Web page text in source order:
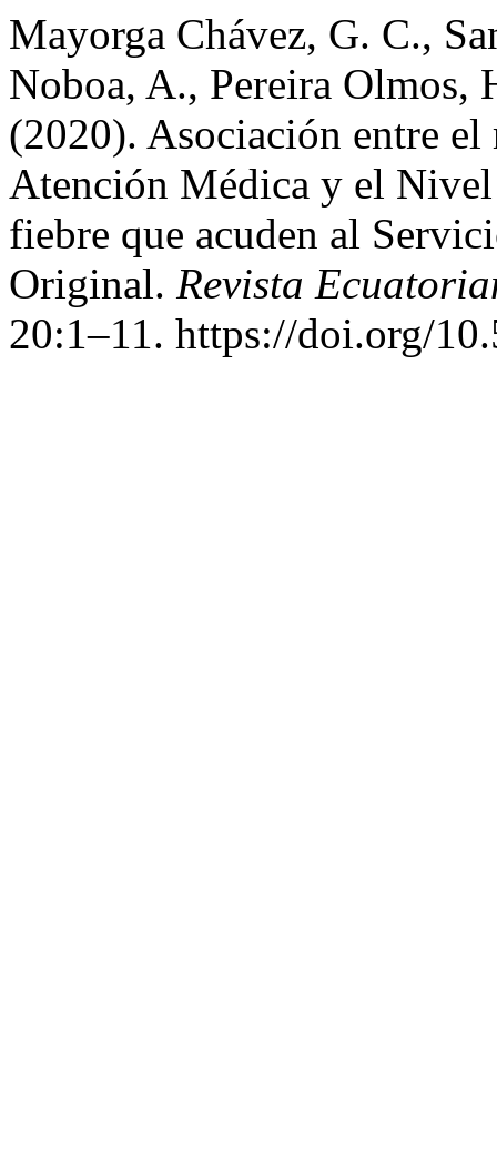
Mayorga Chávez, G. C.,
Noboa, A., Pereira
(2020). Asociación entre el
Atención Médica y el
fiebre que acuden al
Original. Revista
20:1–11. https://doi.org/